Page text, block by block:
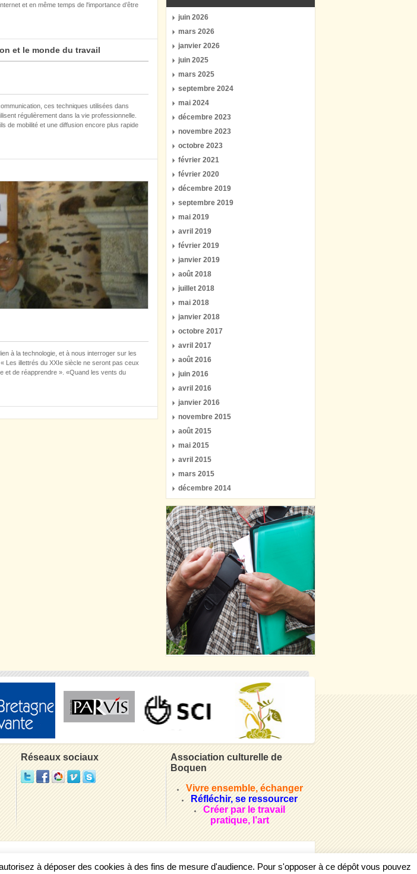
et en même temps de l'importance d’être
et le monde du travail
ces techniques utilisées dans
régulièrement dans la vie professionnelle.
de mobilité et une diffusion encore plus rapide
à la technologie, et à nous interroger sur les
Les illettrés du XXIe siècle ne seront pas ceux
et de réapprendre ». «Quand les vents du
juin 2026
mars 2026
janvier 2026
juin 2025
mars 2025
septembre 2024
mai 2024
décembre 2023
novembre 2023
octobre 2023
février 2021
février 2020
décembre 2019
septembre 2019
mai 2019
avril 2019
février 2019
janvier 2019
août 2018
juillet 2018
mai 2018
janvier 2018
octobre 2017
avril 2017
août 2016
juin 2016
avril 2016
janvier 2016
novembre 2015
août 2015
mai 2015
avril 2015
mars 2015
décembre 2014
Réseaux sociaux
Association culturelle de
Boquen
Vivre ensemble, échanger
Réfléchir, se ressourcer
Créer par le travail
pratique, l’art
à déposer des cookies à des fins de mesure d'audience. Pour s'opposer à ce dépôt vous pouvez